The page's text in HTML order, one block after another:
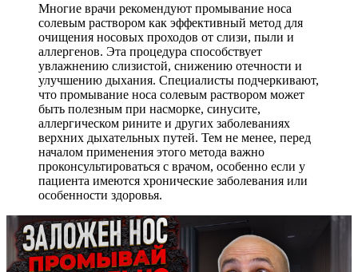
Многие врачи рекомендуют промывание носа
солевым раствором как эффективный метод для
очищения носовых проходов от слизи, пыли и
аллергенов. Эта процедура способствует
увлажнению слизистой, снижению отечности и
улучшению дыхания. Специалисты подчеркивают,
что промывание носа солевым раствором может
быть полезным при насморке, синусите,
аллергическом рините и других заболеваниях
верхних дыхательных путей. Тем не менее, перед
началом применения этого метода важно
проконсультироваться с врачом, особенно если у
пациента имеются хронические заболевания или
особенности здоровья.